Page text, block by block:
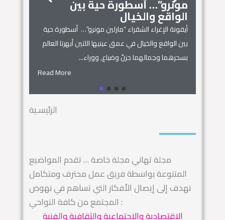
مونرو”… أسطورة حية بين
الواقع والخيال
أيقونة الإغراء الشقراء “مارلين مونرو”… أسطورة حية
بين الواقع والخيال في عمق عينيها اللتين أبهرتا العالم
بسحرهما وجمالهما حزنٌ وضياع, ووراء...
Read More
الرئيسـية
مجلة تهاني مجلة خاصة … تقدم المواضيع
المتنوعة بواسطة فريق عمل محترف ومتكامل
نهدف إلى إيصال الأفكار التي تساهم في نهوض
المجتمع من كافة النواحي :
الاقتصادية والاجتماعية والثقافية والفنية